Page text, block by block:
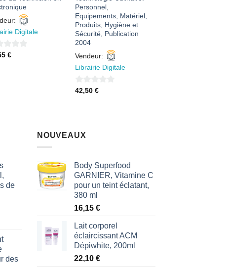
Digitale
€
Personnel,
Equipements, Matériel,
Produits, Hygiène et
Sécurité, Publication
2004
Vendeur:
Librairie Digitale
0
42,50€
de
des
NOUVEAUX
Body Superfood
GARNIER, Vitamine C
pour un teint éclatant,
380 ml
16,15 €
Lait corporel
éclaircissant ACM
Dépiwhite, 200ml
22,10 €